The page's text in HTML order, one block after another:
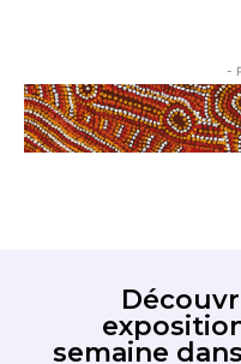
-
semaine